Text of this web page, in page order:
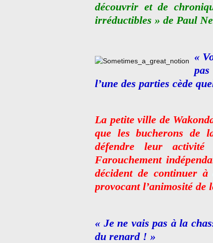
découvrir et de
irréductibles » de Paul
«
l’une des parties cède
La petite ville de
que les bucherons de
défendre leur activité
Farouchement
décident de continuer
provocant l’animosité
« Je ne vais pas à la
du renard ! »